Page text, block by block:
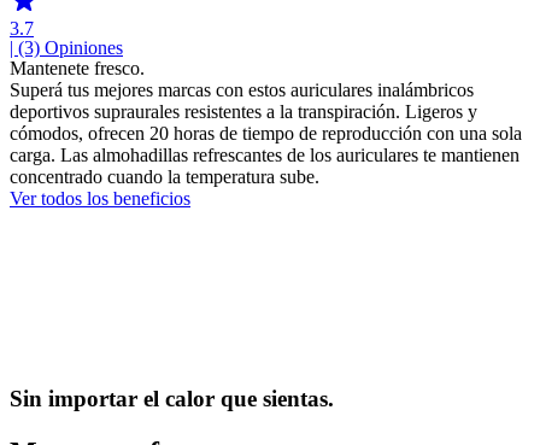
3.7
| (3) Opiniones
Mantenete fresco.
Superá tus mejores marcas con estos auriculares inalámbricos
deportivos supraurales resistentes a la transpiración. Ligeros y
cómodos, ofrecen 20 horas de tiempo de reproducción con una sola
carga. Las almohadillas refrescantes de los auriculares te mantienen
concentrado cuando la temperatura sube.
Ver todos los beneficios
Sin importar el calor que sientas.